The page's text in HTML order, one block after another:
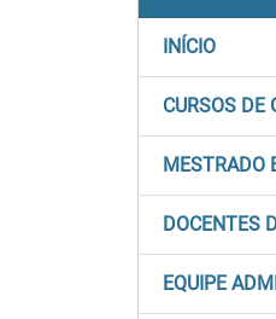
INÍCIO
CURSOS DE
MESTRADO
DOCENTES
EQUIPE